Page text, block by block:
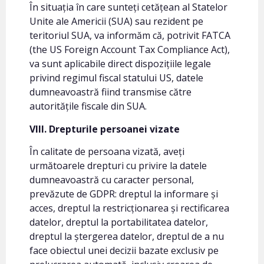
În situația în care sunteți cetățean al Statelor
Unite ale Americii (SUA) sau rezident pe
teritoriul SUA, va informăm că, potrivit FATCA
(the US Foreign Account Tax Compliance Act),
va sunt aplicabile direct dispozițiile legale
privind regimul fiscal statului US, datele
dumneavoastră fiind transmise către
autoritățile fiscale din SUA.
VIII. Drepturile persoanei vizate
În calitate de persoana vizată, aveți
următoarele drepturi cu privire la datele
dumneavoastră cu caracter personal,
prevăzute de GDPR: dreptul la informare și
acces, dreptul la restricționarea și rectificarea
datelor, dreptul la portabilitatea datelor,
dreptul la ștergerea datelor, dreptul de a nu
face obiectul unei decizii bazate exclusiv pe